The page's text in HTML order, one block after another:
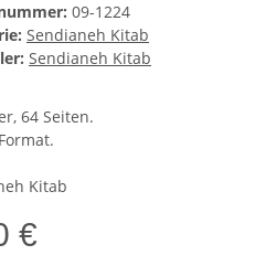
09-1224
Sendianeh Kitab
Sendianeh Kitab
64 Seiten.
Kitab
€